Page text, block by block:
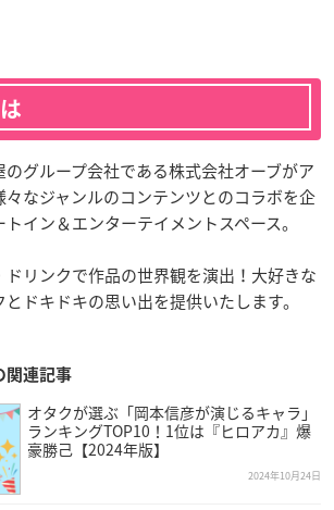
グループ会社である株式会社オーブがア
なジャンルのコンテンツとのコラボを企
イン＆エンターテイメントスペース。
リンクで作品の世界観を演出！大好きな
ドキドキの思い出を提供いたします。
関連記事
オタクが選ぶ「岡本信彦が演じるキャラ」
ランキングTOP10！1位は『ヒロアカ』爆
豪勝己【2024年版】
2024年10月24日